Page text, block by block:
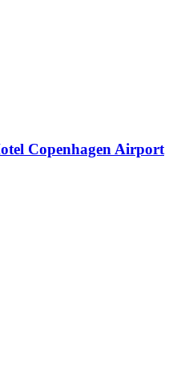
Copenhagen Airport